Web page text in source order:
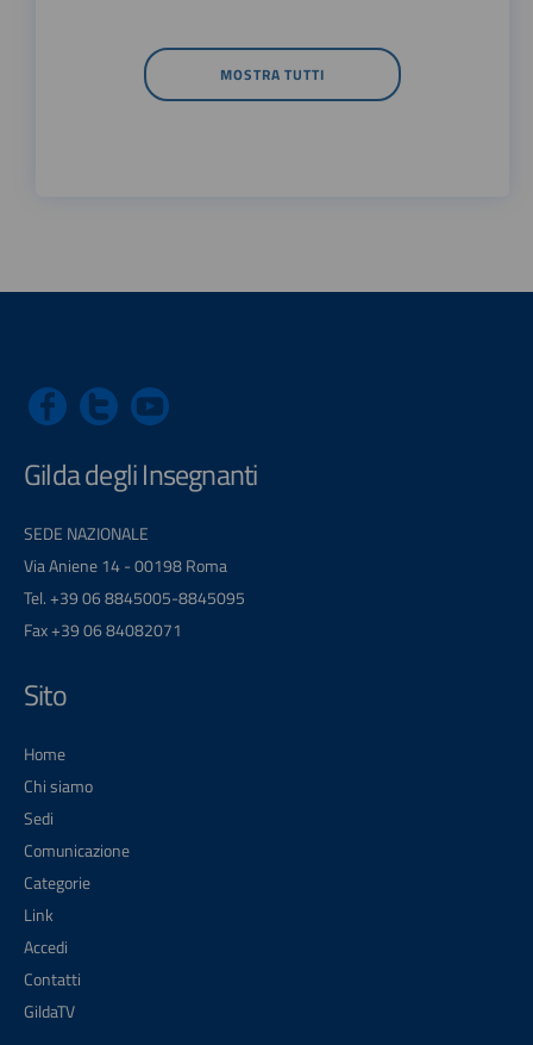
MOSTRA TUTTI
Gilda degli Insegnanti
SEDE NAZIONALE
Via Aniene 14 - 00198 Roma
Tel. +39 06 8845005-8845095
Fax +39 06 84082071
Sito
Home
Chi siamo
Sedi
Comunicazione
Categorie
Link
Accedi
Contatti
GildaTV